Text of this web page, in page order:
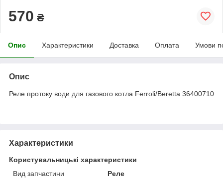
570 ₴
Опис Характеристики Доставка Оплата Умови
Опис
Реле протоку води для газового котла Ferroli/Beretta 36400710
Характеристики
Користувальницькі характеристики
Вид запчастини
Реле